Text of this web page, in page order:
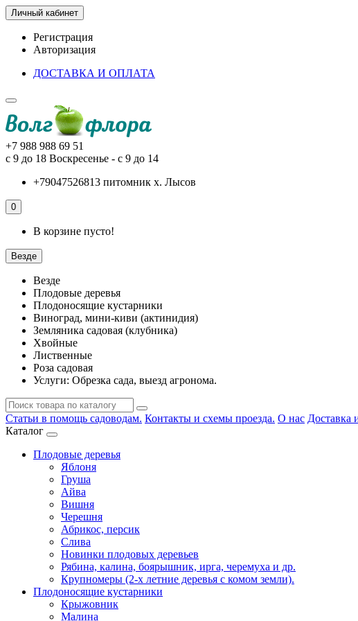
Личный кабинет
Регистрация
Авторизация
ДОСТАВКА И ОПЛАТА
+7 988 988 69 51
с 9 до 18 Воскресенье - с 9 до 14
+79047526813 питомник х. Лысов
0
В корзине пусто!
Везде
Везде
Плодовые деревья
Плодоносящие кустарники
Виноград, мини-киви (актинидия)
Земляника садовая (клубника)
Хвойные
Лиственные
Роза садовая
Услуги: Обрезка сада, выезд агронома.
Статьи в помощь садоводам. Контакты и схемы проезда. О нас Доставка
Каталог
Плодовые деревья
Яблоня
Груша
Айва
Вишня
Черешня
Абрикос, персик
Слива
Новинки плодовых деревьев
Рябина, калина, боярышник, ирга, черемуха и др.
Крупномеры (2-х летние деревья с комом земли).
Плодоносящие кустарники
Крыжовник
Малина